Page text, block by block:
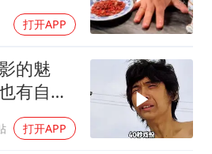
打开APP
的魅
有自己
打开APP